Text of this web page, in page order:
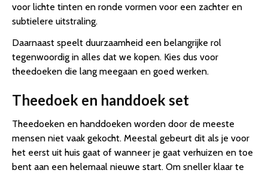
voor lichte tinten en ronde vormen voor een zachter en
subtielere uitstraling.
Daarnaast speelt duurzaamheid een belangrijke rol
tegenwoordig in alles dat we kopen. Kies dus voor
theedoeken die lang meegaan en goed werken.
Theedoek en handdoek set
Theedoeken en handdoeken worden door de meeste
mensen niet vaak gekocht. Meestal gebeurt dit als je voor
het eerst uit huis gaat of wanneer je gaat verhuizen en toe
bent aan een helemaal nieuwe start. Om sneller klaar te